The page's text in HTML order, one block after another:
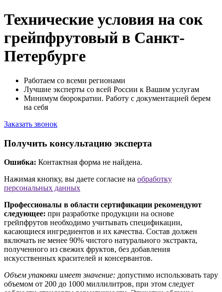
Технические условия на сок
грейпфрутовый в Санкт-
Петербурге
Работаем со всеми регионами
Лучшие эксперты со всей России к Вашим услугам
Минимум бюрократии. Работу с документацией берем
на себя
Заказать звонок
Получить консультацию эксперта
Ошибка: Контактная форма не найдена.
Нажимая кнопку, вы даете согласие на обработку
персональных данных
Профессионалы в области сертификации рекомендуют
следующее: при разработке продукции на основе
грейпфрутов необходимо учитывать спецификации,
касающиеся ингредиентов и их качества. Состав должен
включать не менее 90% чистого натурального экстракта,
полученного из свежих фруктов, без добавления
искусственных красителей и консервантов.
Объем упаковки имеет значение: допустимо использовать тару
объемом от 200 до 1000 миллилитров, при этом следует